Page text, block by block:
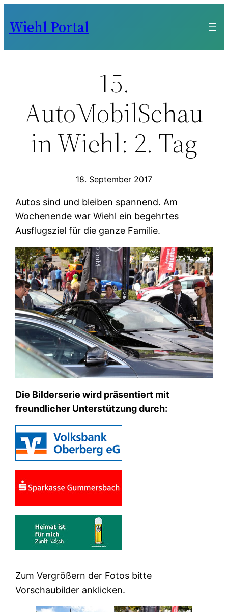
Inhalt
Wiehl Portal
15.
AutoMobilSchau
in Wiehl: 2. Tag
18. September 2017
Autos sind und bleiben spannend. Am
Wochenende war Wiehl ein begehrtes
Ausflugsziel für die ganze Familie.
Die Bilderserie wird präsentiert mit
freundlicher Unterstützung durch:
Zum Vergrößern der Fotos bitte
Vorschaubilder anklicken.